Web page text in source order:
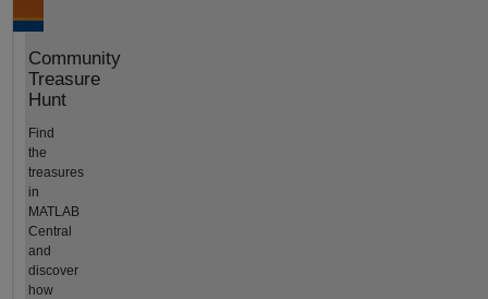
Community
Treasure
Hunt
Find
the
treasures
in
MATLAB
Central
and
discover
how